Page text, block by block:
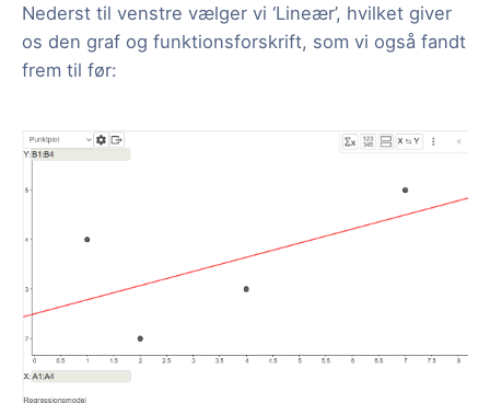
Nederst til venstre vælger vi ‘Lineær’, hvilket giver
os den graf og funktionsforskrift, som vi også fandt
frem til før: